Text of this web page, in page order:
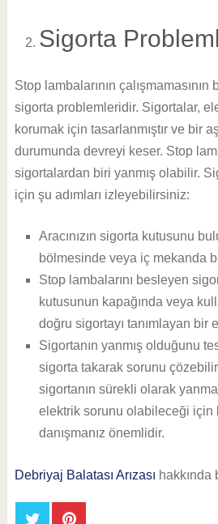
Sigorta
Stop lambalarının
sigorta problemleridir. Sigortalar,
korumak için tasarlanmıştır ve bir
durumunda devreyi keser. Stop
sigortalardan biri yanmış olabilir.
için şu adımları izleyebilirsiniz:
Aracınızın sigorta kutusunu
bölmesinde veya iç mekanda
Stop lambalarını besleyen
kutusunun kapağında veya
doğru sigortayı tanımlayan bir
Sigortanın yanmış olduğunu
sigorta takarak sorunu
sigortanın sürekli olarak
elektrik sorunu olabileceği için
danışmanız önemlidir.
Debriyaj Balatası Arızası hakkında